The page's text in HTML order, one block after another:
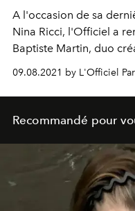
A l'occasion de sa
Nina Ricci, l'Officiel a
Baptiste Martin, duo
Antoinette Poisson.
09.08.2021 by L'Officiel
Recommandé pour